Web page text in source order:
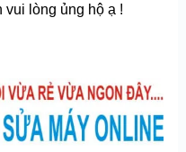
vui lòng ủng hộ ạ !